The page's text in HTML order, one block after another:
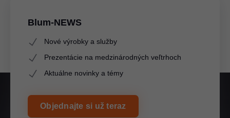
Blum-NEWS
Nové výrobky a služby
Prezentácie na medzinárodných veľtrhoch
Aktuálne novinky a témy
Objednajte si už teraz